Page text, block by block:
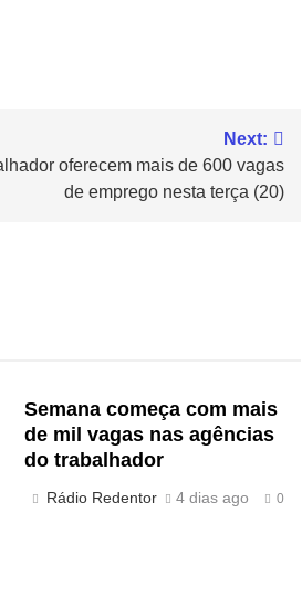
Next:
oferecem mais de 600 vagas
de emprego nesta terça (20)
Semana começa com mais
de mil vagas nas agências
do trabalhador
Rádio Redentor 4 dias ago 0